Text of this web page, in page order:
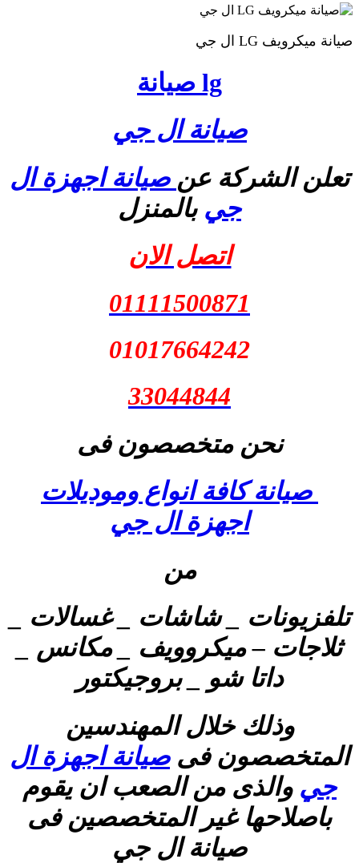
صيانة ميكرويف LG ال جي
lg صيانة
صيانة ال جي
تعلن الشركة عن صيانة اجهزة ال
جي بالمنزل
اتصل الان
01111500871
01017664242
33044844
نحن متخصصون فى
صيانة كافة انواع وموديلات
اجهزة ال جي
من
تلفزيونات _ شاشات _ غسالات _
ثلاجات – ميكروويف _ مكانس _
داتا شو _ بروجيكتور
وذلك خلال المهندسين
المتخصصون فىصيانة اجهزة ال
جي والذى من الصعب ان يقوم
باصلاحها غير المتخصصين فى
صيانة ال جي